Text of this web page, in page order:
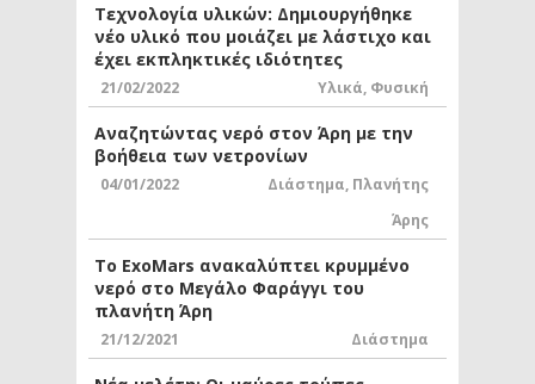
Τεχνολογία υλικών: Δημιουργήθηκε
νέο υλικό που μοιάζει με λάστιχο και
έχει εκπληκτικές ιδιότητες
21/02/2022 Υλικά, Φυσική
Αναζητώντας νερό στον Άρη με την
βοήθεια των νετρονίων
04/01/2022 Διάστημα, Πλανήτης
Άρης
Το ExoMars ανακαλύπτει κρυμμένο
νερό στο Μεγάλο Φαράγγι του
πλανήτη Άρη
21/12/2021 Διάστημα